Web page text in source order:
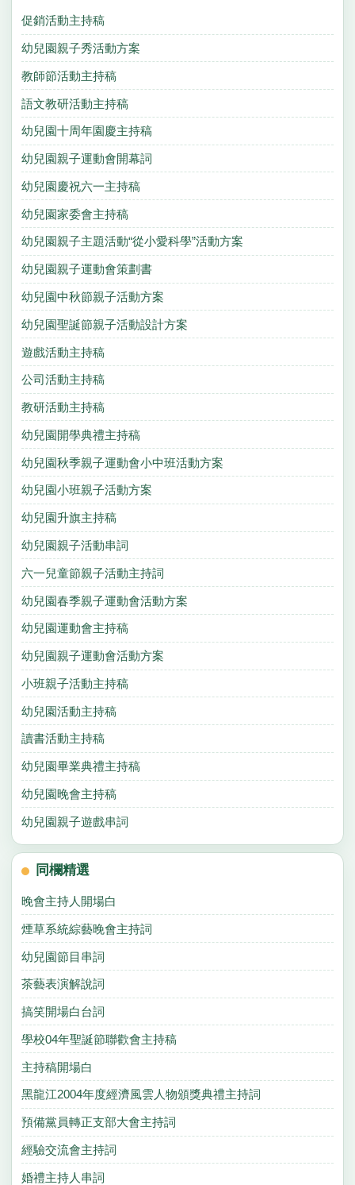
促銷活動主持稿
幼兒園親子秀活動方案
教師節活動主持稿
語文教研活動主持稿
幼兒園十周年園慶主持稿
幼兒園親子運動會開幕詞
幼兒園慶祝六一主持稿
幼兒園家委會主持稿
幼兒園親子主題活動“從小愛科學”活動方案
幼兒園親子運動會策劃書
幼兒園中秋節親子活動方案
幼兒園聖誕節親子活動設計方案
遊戲活動主持稿
公司活動主持稿
教研活動主持稿
幼兒園開學典禮主持稿
幼兒園秋季親子運動會小中班活動方案
幼兒園小班親子活動方案
幼兒園升旗主持稿
幼兒園親子活動串詞
六一兒童節親子活動主持詞
幼兒園春季親子運動會活動方案
幼兒園運動會主持稿
幼兒園親子運動會活動方案
小班親子活動主持稿
幼兒園活動主持稿
讀書活動主持稿
幼兒園畢業典禮主持稿
幼兒園晚會主持稿
幼兒園親子遊戲串詞
同欄精選
晚會主持人開場白
煙草系統綜藝晚會主持詞
幼兒園節目串詞
茶藝表演解說詞
搞笑開場白台詞
學校04年聖誕節聯歡會主持稿
主持稿開場白
黑龍江2004年度經濟風雲人物頒獎典禮主持詞
預備黨員轉正支部大會主持詞
經驗交流會主持詞
婚禮主持人串詞